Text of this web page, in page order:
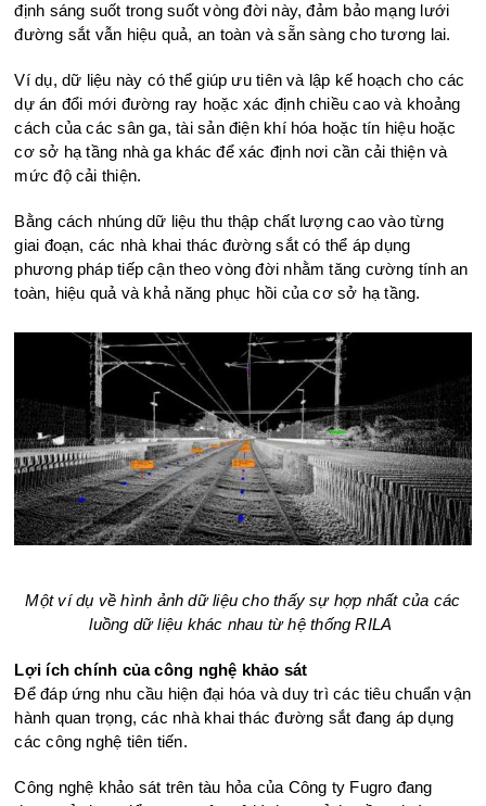
định sáng suốt trong suốt vòng đời này, đảm bảo mạng lưới
đường sắt vẫn hiệu quả, an toàn và sẵn sàng cho tương lai.
Ví dụ, dữ liệu này có thể giúp ưu tiên và lập kế hoạch cho các
dự án đổi mới đường ray hoặc xác định chiều cao và khoảng
cách của các sân ga, tài sản điện khí hóa hoặc tín hiệu hoặc
cơ sở hạ tầng nhà ga khác để xác định nơi cần cải thiện và
mức độ cải thiện.
Bằng cách nhúng dữ liệu thu thập chất lượng cao vào từng
giai đoạn, các nhà khai thác đường sắt có thể áp dụng
phương pháp tiếp cận theo vòng đời nhằm tăng cường tính an
toàn, hiệu quả và khả năng phục hồi của cơ sở hạ tầng.
Một ví dụ về hình ảnh dữ liệucho thấy sự hợp nhất của các
luồng dữ liệu khác nhau từ hệ thống RILA
Lợi ích chính của công nghệ khảo sát
Để đáp ứng nhu cầu hiện đại hóa và duy trì các tiêu chuẩn vận
hành quan trọng, các nhà khai thác đường sắt đang áp dụng
các công nghệ tiên tiến.
Công nghệ khảo sát trên tàu hỏa của Công ty Fugro đang